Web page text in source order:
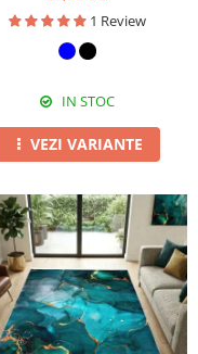
1 Review
IN STOC
VEZI VARIANTE